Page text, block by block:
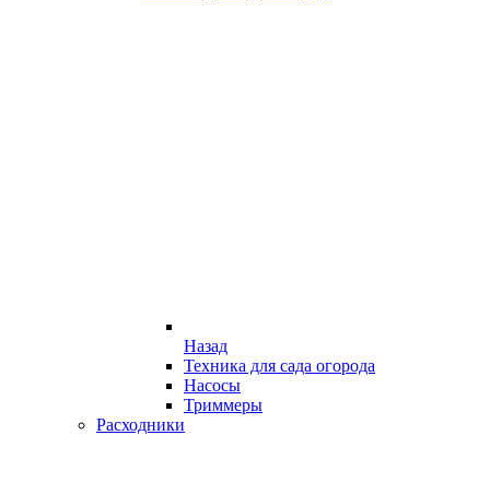
Назад
Техника для сада огорода
Насосы
Триммеры
Расходники